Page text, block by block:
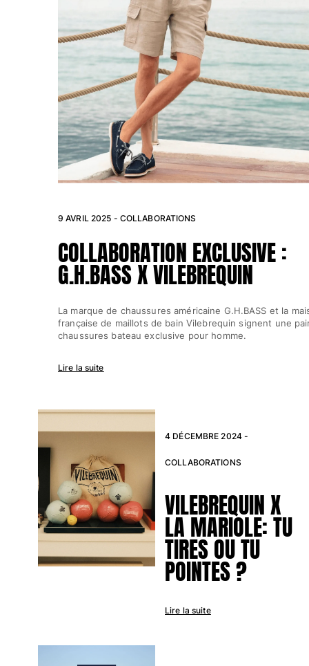
Pochettes
Tous les articles
Chaussures
Tongs
Moccasins
Chaussures de plage
Tous les articles
Outdoor
Tous les articles
Chaussettes
Tous les articles
Tous les articles
Bijoux et Montres
collaborations
CADEAUX
INSPIRATIONS
LES PLAGES VILEBREQUIN
9 AVRIL 2025 - COLLABORATIONS
COLLABORATION EXCLUSIVE :
G.H.BASS X VILEBREQUIN
La marque de chaussures américaine G.H.BASS et la
française de maillots de bain Vilebrequin signent une
chaussures bateau exclusive pour homme.
Lire la suite
4 DÉCEMBRE 2024 -
COLLABORATIONS
VILEBREQUIN X
LA MARIOLE: TU
TIRES OU TU
POINTES ?
Lire la suite